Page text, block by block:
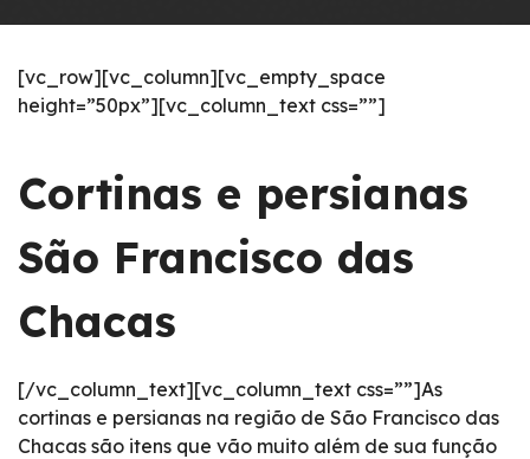
[vc_row][vc_column][vc_empty_space
height=”50px”][vc_column_text css=””]
Cortinas e persianas
São Francisco das
Chacas
[/vc_column_text][vc_column_text css=””]As
cortinas e persianas na região de São Francisco das
Chacas são itens que vão muito além de sua função